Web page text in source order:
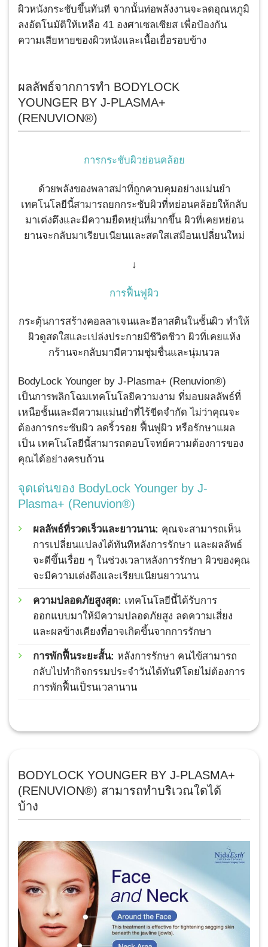
ผิวหนังกระชับขึ้นทันที จากนั้นท่อพลังงานจะลดอุณหภูมิ
ลงอัตโนมัติให้เหลือ 41 องศาเซลเซียส เพื่อป้องกัน
ความเสียหายของผิวหนังและเนื้อเยื่อรอบข้าง
ผลลัพธ์จากการทำ BODYLOCK
YOUNGER BY J-PLASMA+
(RENUVION®)
การกระชับผิวย่อนคล้อย
ด้วยพลังของพลาสม่าที่ถูกควบคุมอย่างแม่นยำ
เทคโนโลยีนี้สามารถยกกระชับผิวที่หย่อนคล้อยให้กลับ
มาเต่งตึงและมีความยืดหยุ่นที่มากขึ้น ผิวที่เคยหย่อน
ยานจะกลับมาเรียบเนียนและสดใสเสมือนเปลี่ยนใหม่
↓
การฟื้นฟูผิว
กระตุ้นการสร้างคอลลาเจนและอีลาสตินในชั้นผิว ทำให้
ผิวดูสดใสและเปล่งประกายมีชีวิตชีวา ผิวที่เคยแห้ง
กร้านจะกลับมามีความชุ่มชื่นและนุ่มนวล
BodyLock Younger by J-Plasma+ (Renuvion®)
เป็นการพลิกโฉมเทคโนโลยีความงาม ที่มอบผลลัพธ์ที่
เหนือชั้นและมีความแม่นยำที่ไร้ขีดจำกัด ไม่ว่าคุณจะ
ต้องการกระชับผิว ลดริ้วรอย ฟื้นฟูผิว หรือรักษาแผล
เป็น เทคโนโลยีนี้สามารถตอบโจทย์ความต้องการของ
คุณได้อย่างครบถ้วน
จุดเด่นของ BodyLock Younger by J-
Plasma+ (Renuvion®)
ผลลัพธ์ที่รวดเร็วและยาวนาน: คุณจะสามารถเห็น
การเปลี่ยนแปลงได้ทันทีหลังการรักษา และผลลัพธ์
จะดีขึ้นเรื่อย ๆ ในช่วงเวลาหลังการรักษา ผิวของคุณ
จะมีความเต่งตึงและเรียบเนียนยาวนาน
ความปลอดภัยสูงสุด: เทคโนโลยีนี้ได้รับการ
ออกแบบมาให้มีความปลอดภัยสูง ลดความเสี่ยง
และผลข้างเคียงที่อาจเกิดขึ้นจากการรักษา
การพักฟื้นระยะสั้น: หลังการรักษา คนไข้สามารถ
กลับไปทำกิจกรรมประจำวันได้ทันทีโดยไม่ต้องการ
การพักฟื้นเป็รนเวลานาน
BODYLOCK YOUNGER BY J-PLASMA+
(RENUVION®) สามารถทำบริเวณใดได้
บ้าง